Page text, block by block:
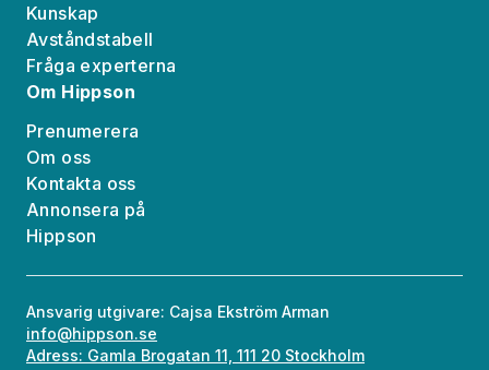
Kunskap
Avståndstabell
Fråga experterna
Om Hippson
Prenumerera
Om oss
Kontakta oss
Annonsera på
Hippson
Ansvarig utgivare: Cajsa Ekström Arman
info@hippson.se
Adress: Gamla Brogatan 11, 111 20 Stockholm